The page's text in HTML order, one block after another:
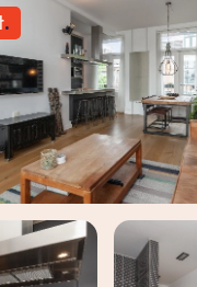
inloggen
maak een afspraak
.